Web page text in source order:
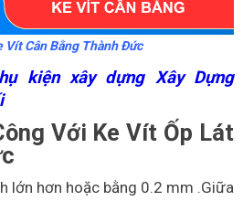
Vít Cân Bằng Thành Đức
kiện xây dựng Xây Dựng
Với Ke Vít Ốp Lát
lớn hơn hoặc bằng 0.2 mm .Giữa